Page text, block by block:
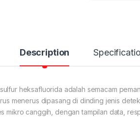
Description
heksafluorida adalah semacam
menerus dipasang di dinding jenis
mikro canggih, dengan tampilan data,